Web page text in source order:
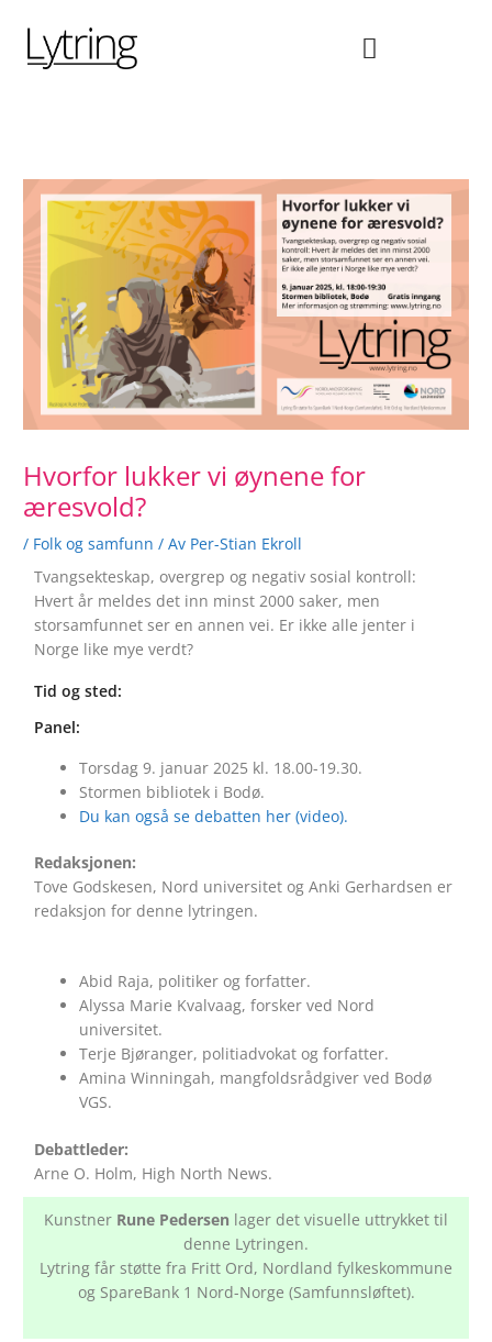
Hvorfor lukker vi øynene for
æresvold?
/ Folk og samfunn / Av Per-Stian Ekroll
Tvangsekteskap, overgrep og negativ sosial kontroll:
Hvert år meldes det inn minst 2000 saker, men
storsamfunnet ser en annen vei. Er ikke alle jenter i
Norge like mye verdt?
Tid og sted:
Panel:
Torsdag 9. januar 2025 kl. 18.00-19.30.
Stormen bibliotek i Bodø.
Du kan også se debatten her (video).
Redaksjonen:
Tove Godskesen, Nord universitet ogAnki Gerhardsen er
redaksjon for denne lytringen.
Abid Raja, politiker og forfatter.
Alyssa Marie Kvalvaag, forsker ved Nord
universitet.
Terje Bjøranger, politiadvokat og forfatter.
Amina Winningah, mangfoldsrådgiver ved Bodø
VGS.
Debattleder:
Arne O. Holm, High North News.
Kunstner Rune Pedersen lager det visuelle uttrykket til
denne Lytringen.
Lytring får støtte fra Fritt Ord, Nordland fylkeskommune
og SpareBank 1 Nord-Norge (Samfunnsløftet).